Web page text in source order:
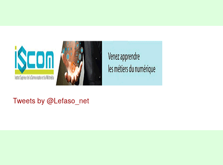
Tweets by @Lefaso_net